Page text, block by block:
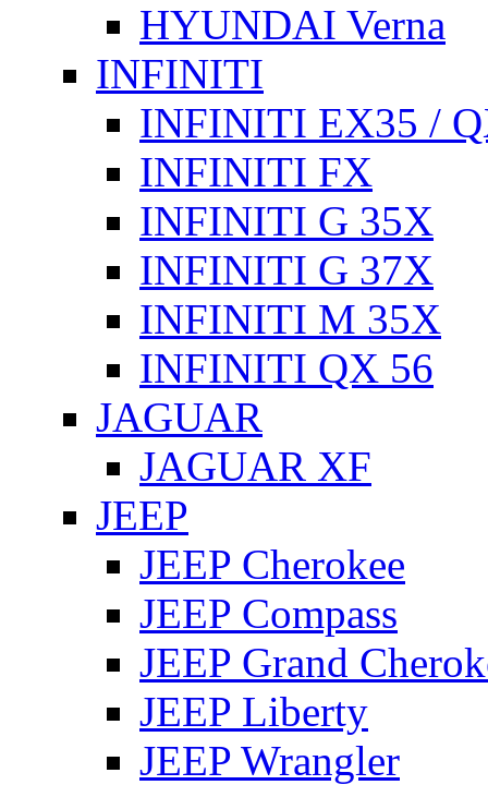
HYUNDAI Verna
INFINITI
INFINITI EX35 /
INFINITI FX
INFINITI G 35X
INFINITI G 37X
INFINITI M 35X
INFINITI QX 56
JAGUAR
JAGUAR XF
JEEP
JEEP Cherokee
JEEP Compass
JEEP Grand
JEEP Liberty
JEEP Wrangler